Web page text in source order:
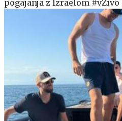
pogajanja z Izraelom #vŽivo